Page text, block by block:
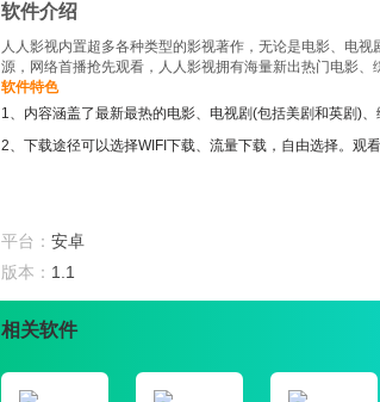
软件介绍
人人影视内置超多各种类型的影视著作，无论是电影、电
源，网络首播抢先观看，人人影视拥有海量新出热门电影、
软件特色
1、内容涵盖了最新最热的电影、电视剧(包括美剧和英剧)
2、下载途径可以选择WIFI下载、流量下载，自由选择。观
软件功能
1、无需任何的额外操作，人人影视的整个操作都是非常的
3、为用户提供了全网优质视频资源，在线资源和大量直播
平台： 安卓
版本： 1.1
相关软件